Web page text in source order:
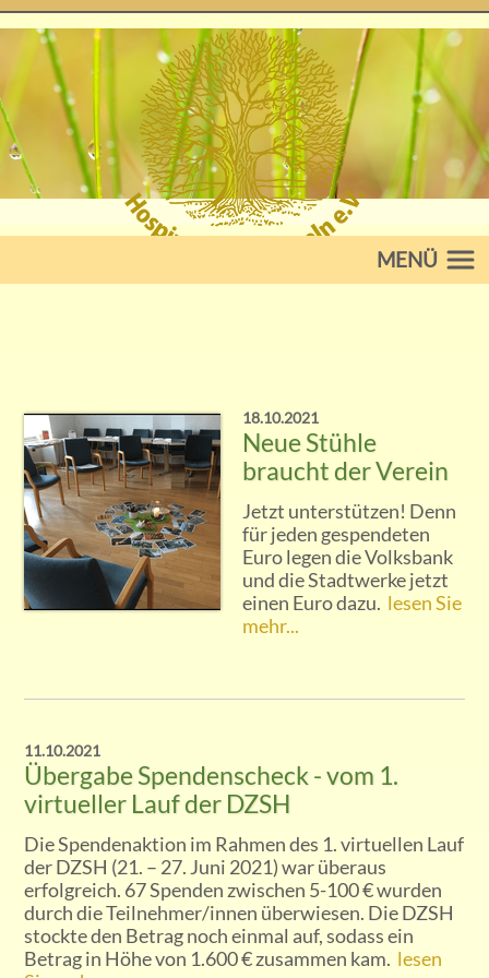
MENÜ
18.10.2021
Neue Stühle
braucht der Verein
Jetzt unterstützen! Denn
für jeden gespendeten
Euro legen die Volksbank
und die Stadtwerke jetzt
einen Euro dazu. lesen Sie
mehr...
11.10.2021
Übergabe Spendenscheck - vom 1.
virtueller Lauf der DZSH
Die Spendenaktion im Rahmen des 1. virtuellen Lauf
der DZSH (21. – 27. Juni 2021) war überaus
erfolgreich. 67 Spenden zwischen 5-100 € wurden
durch die Teilnehmer/innen überwiesen. Die DZSH
stockte den Betrag noch einmal auf, sodass ein
Betrag in Höhe von 1.600 € zusammen kam. lesen